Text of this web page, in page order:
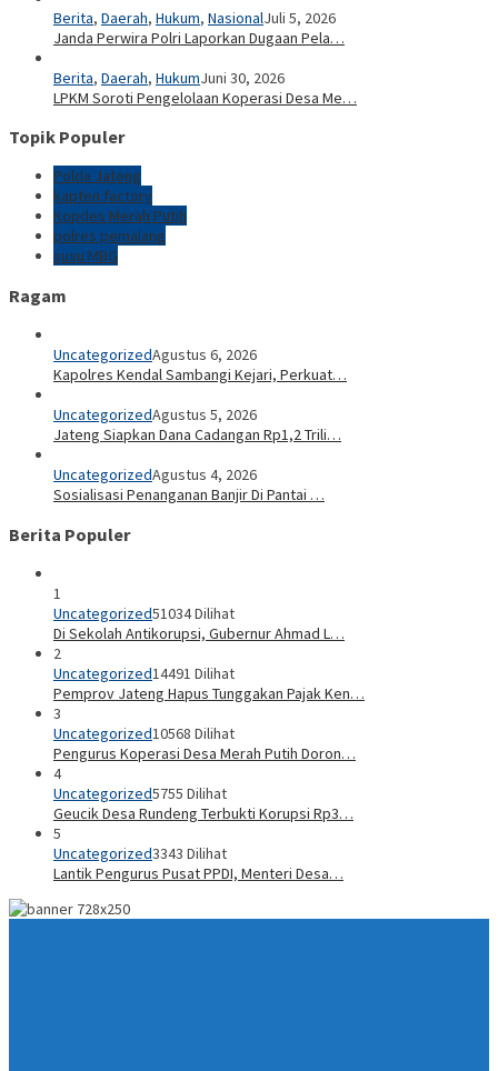
Berita, Daerah, Hukum, NasionalJuli 5, 2026
Janda Perwira Polri Laporkan Dugaan Pela…
Berita, Daerah, HukumJuni 30, 2026
LPKM Soroti Pengelolaan Koperasi Desa Me…
Topik Populer
Polda Jateng
kapten factory
Kopdes Merah Putih
polres pemalang
susu MBG
Ragam
UncategorizedAgustus 6, 2026
Kapolres Kendal Sambangi Kejari, Perkuat…
UncategorizedAgustus 5, 2026
Jateng Siapkan Dana Cadangan Rp1,2 Trili…
UncategorizedAgustus 4, 2026
Sosialisasi Penanganan Banjir Di Pantai …
Berita Populer
1
Uncategorized51034 Dilihat
Di Sekolah Antikorupsi, Gubernur Ahmad L…
2
Uncategorized14491 Dilihat
Pemprov Jateng Hapus Tunggakan Pajak Ken…
3
Uncategorized10568 Dilihat
Pengurus Koperasi Desa Merah Putih Doron…
4
Uncategorized5755 Dilihat
Geucik Desa Rundeng Terbukti Korupsi Rp3…
5
Uncategorized3343 Dilihat
Lantik Pengurus Pusat PPDI, Menteri Desa…